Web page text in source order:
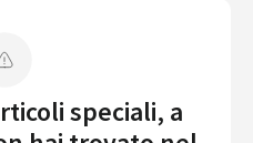
speciali, a